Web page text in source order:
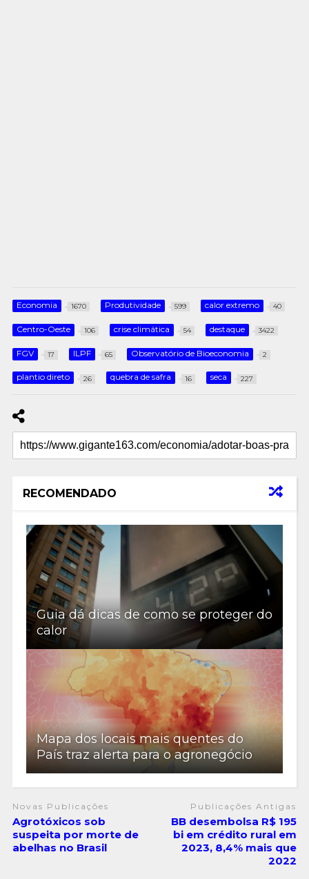
Economia 1670 Produtividade 599 calor extremo 40
Centro-Oeste 106 crise climática 54 destaque 3422
FGV 17 ILPF 65 Observatório de Bioeconomia 2
plantio direto 26 quebra de safra 16 seca 227
RECOMENDADO
Guia dá dicas de como se proteger do
calor
Mapa dos locais mais quentes do
País traz alerta para o agronegócio
Novas Publicações
Agrotóxicos sob
suspeita por morte de
abelhas no Brasil
Publicações Antigas
BB desembolsa R$ 195
bi em crédito rural em
2023, 8,4% mais que
2022